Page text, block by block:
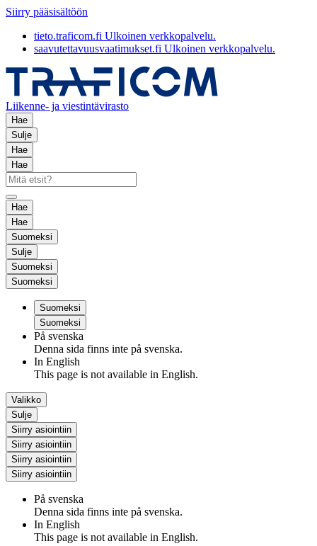
Siirry pääsisältöön
tieto.traficom.fi Ulkoinen verkkopalvelu.
saavutettavuusvaatimukset.fi Ulkoinen verkkopalvelu.
Liikenne- ja viestintävirasto
Hae
Sulje
Hae
Hae
Hae
Hae
Suomeksi
Sulje
Suomeksi
Suomeksi
Suomeksi
Suomeksi
På svenska
Denna sida finns inte på svenska.
In English
This page is not available in English.
Valikko
Sulje
Siirry asiointiin
Siirry asiointiin
Siirry asiointiin
Siirry asiointiin
På svenska
Denna sida finns inte på svenska.
In English
This page is not available in English.